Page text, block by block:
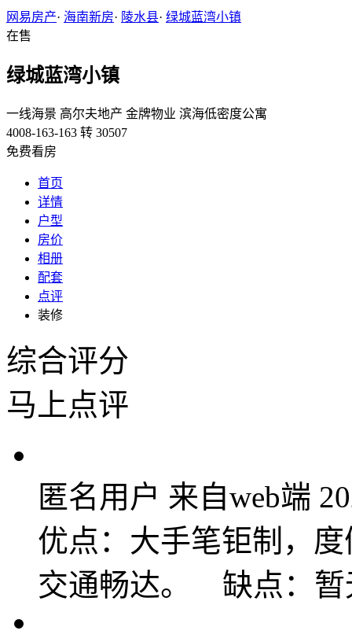
网易房产· 海南新房· 陵水县· 绿城蓝湾小镇
在售
绿城蓝湾小镇
一线海景 高尔夫地产 金牌物业 滨海低密度公寓
4008-163-163 转 30507
免费看房
首页
详情
户型
房价
相册
配套
点评
装修
综合评分
马上点评
匿名用户 来自web端
优点：大手笔钜制，
交通畅达。 缺点：